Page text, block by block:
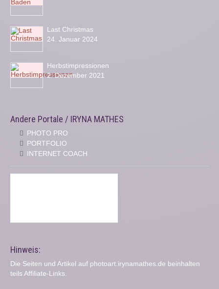
Last Christmas
24. Januar 2024
Herbstimpressionen
2. Dezember 2021
Andere Portale / IRYNA MATHES
PHOTO PRO
PORTFOLIO
INTERNET COACH
Hinweis:
Die Seiten und Artikel auf photoart.irynamathes.de beinhalten
teils Affiliate-Links.